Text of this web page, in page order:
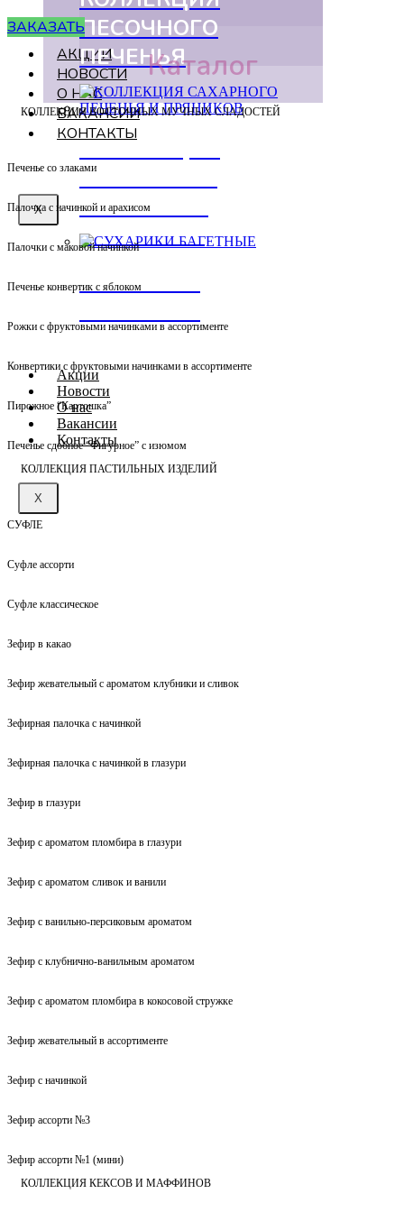
АКЦИИ
НОВОСТИ
О НАС
ВАКАНСИИ
КОНТАКТЫ
X
ПЕСОЧНОГО
ПЕЧЕНЬЯ
КОЛЛЕКЦИЯ
САХАРНОГО
ПЕЧЕНЬЯ И
ПРЯНИКОВ
СУХАРИКИ
Акции
Новости
О нас
Вакансии
Контакты
X
ЗАКАЗАТЬ
Каталог
КОЛЛЕКЦИЯ ВОСТОЧНЫХ МУЧНЫХ СЛАДОСТЕЙ
Печенье со злаками
Палочка с начинкой и арахисом
Палочки с маковой начинкой
Печенье конвертик с яблоком
Рожки с фруктовыми начинками в ассортименте
Конвертики с фруктовыми начинками в ассортименте
Пирожное “Картошка”
Печенье сдобное “Фигурное” с изюмом
КОЛЛЕКЦИЯ ПАСТИЛЬНЫХ ИЗДЕЛИЙ
СУФЛЕ
Суфле ассорти
Суфле классическое
Зефир в какао
Зефир жевательный с ароматом клубники и сливок
Зефирная палочка с начинкой
Зефирная палочка с начинкой в глазури
Зефир в глазури
Зефир с ароматом пломбира в глазури
Зефир с ароматом сливок и ванили
Зефир с ванильно-персиковым ароматом
Зефир с клубнично-ванильным ароматом
Зефир с ароматом пломбира в кокосовой стружке
Зефир жевательный в ассортименте
Зефир с начинкой
Зефир ассорти №3
Зефир ассорти №1 (мини)
КОЛЛЕКЦИЯ КЕКСОВ И МАФФИНОВ